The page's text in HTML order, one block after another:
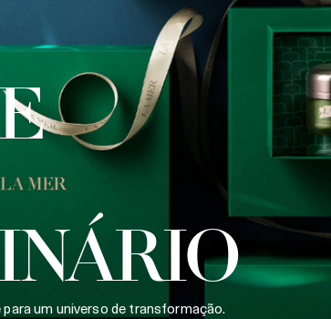
um universo de transformação.